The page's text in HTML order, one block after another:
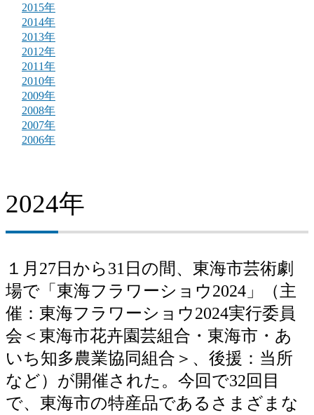
2015年
2014年
2013年
2012年
2011年
2010年
2009年
2008年
2007年
2006年
2024年
１月27日から31日の間、東海市芸術劇
場で「東海フラワーショウ2024」（主
催：東海フラワーショウ2024実行委員
会＜東海市花卉園芸組合・東海市・あ
いち知多農業協同組合＞、後援：当所
など）が開催された。今回で32回目
で、東海市の特産品であるさまざまな